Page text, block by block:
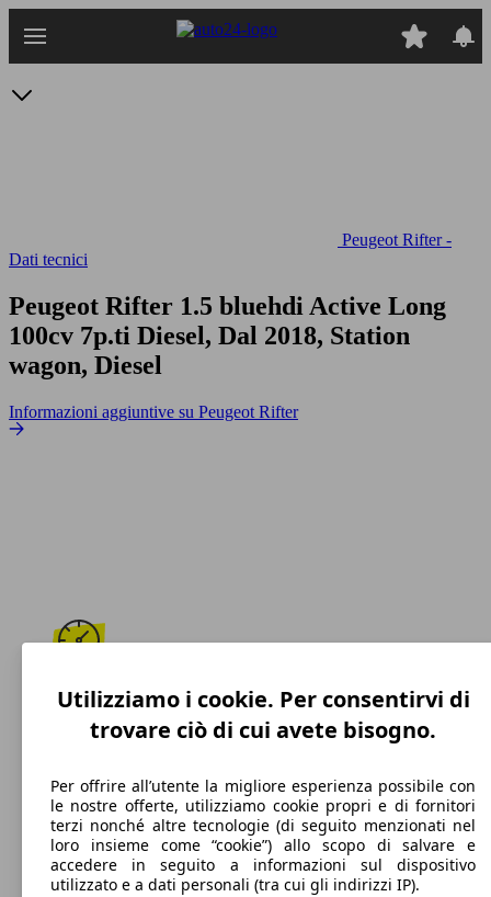
Peugeot Rifter -
Dati tecnici
Peugeot Rifter 1.5 bluehdi Active Long
100cv 7p.ti Diesel, Dal 2018, Station
wagon, Diesel
Informazioni aggiuntive su Peugeot Rifter
170 km/h
Velocità massima
Diesel
Carburante
Utilizziamo i cookie. Per consentirvi di
trovare ciò di cui avete bisogno.
Per offrire all’utente la migliore esperienza possibile con
le nostre offerte, utilizziamo cookie propri e di fornitori
terzi nonché altre tecnologie (di seguito menzionati nel
loro insieme come “cookie”) allo scopo di salvare e
accedere in seguito a informazioni sul dispositivo
utilizzato e a dati personali (tra cui gli indirizzi IP).